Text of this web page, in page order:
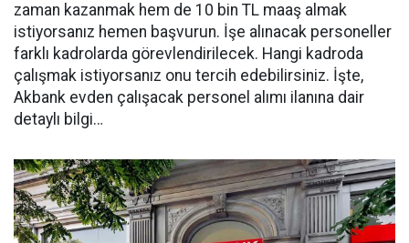
zaman kazanmak hem de 10 bin TL maaş almak
istiyorsanız hemen başvurun. İşe alınacak personeller
farklı kadrolarda görevlendirilecek. Hangi kadroda
çalışmak istiyorsanız onu tercih edebilirsiniz. İşte,
Akbank evden çalışacak personel alımı ilanına dair
detaylı bilgi…